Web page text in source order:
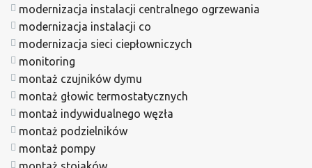
modernizacja instalacji centralnego ogrzewania
modernizacja instalacji co
modernizacja sieci ciepłowniczych
monitoring
montaż czujników dymu
montaż głowic termostatycznych
montaż indywidualnego węzła
montaż podzielników
montaż pompy